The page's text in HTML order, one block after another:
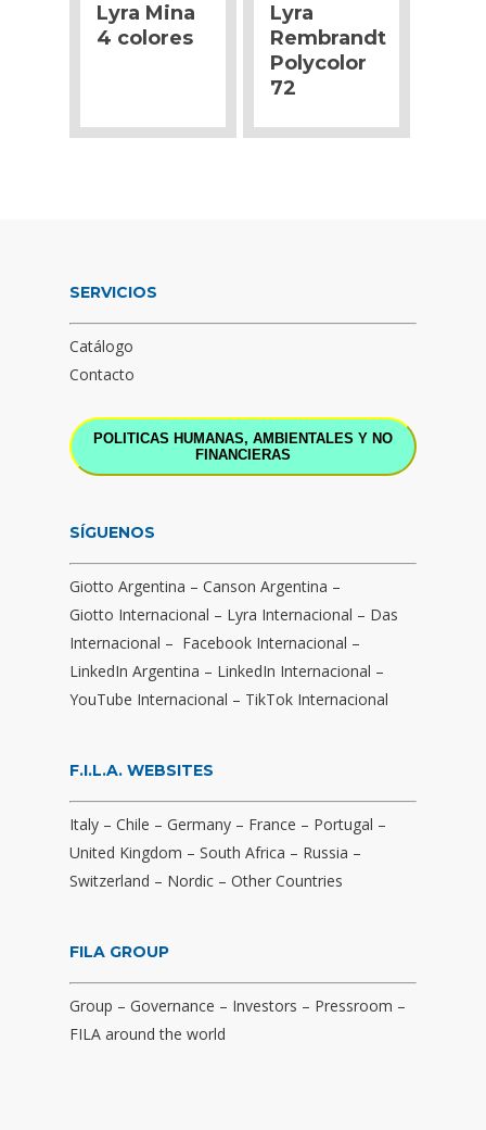
Lyra Mina
4 colores
Lyra
Rembrandt
Polycolor
72
SERVICIOS
Catálogo
Contacto
POLITICAS HUMANAS, AMBIENTALES Y NO
FINANCIERAS
SÍGUENOS
Giotto Argentina – Canson Argentina –
Giotto Internacional – Lyra Internacional – Das
Internacional – Facebook Internacional –
LinkedIn Argentina – LinkedIn Internacional –
YouTube Internacional – TikTok Internacional
F.I.L.A. WEBSITES
Italy – Chile – Germany – France – Portugal –
United Kingdom – South Africa – Russia –
Switzerland – Nordic – Other Countries
FILA GROUP
Group – Governance – Investors – Pressroom –
FILA around the world